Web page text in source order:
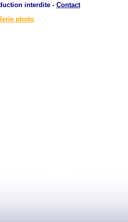
interdite - Contact
photo